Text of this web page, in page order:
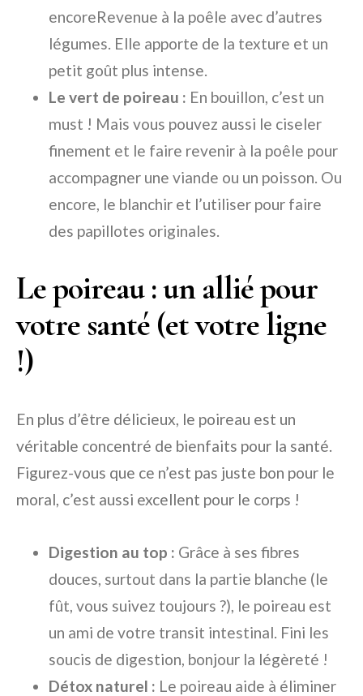
encoreRevenue à la poêle avec d’autres
légumes. Elle apporte de la texture et un
petit goût plus intense.
Le vert de poireau : En bouillon, c’est un
must ! Mais vous pouvez aussi le ciseler
finement et le faire revenir à la poêle pour
accompagner une viande ou un poisson. Ou
encore, le blanchir et l’utiliser pour faire
des papillotes originales.
Le poireau : un allié pour
votre santé (et votre ligne
!)
En plus d’être délicieux, le poireau est un
véritable concentré de bienfaits pour la santé.
Figurez-vous que ce n’est pas juste bon pour le
moral, c’est aussi excellent pour le corps !
Digestion au top : Grâce à ses fibres
douces, surtout dans la partie blanche (le
fût, vous suivez toujours ?), le poireau est
un ami de votre transit intestinal. Fini les
soucis de digestion, bonjour la légèreté !
Détox naturel : Le poireau aide à éliminer